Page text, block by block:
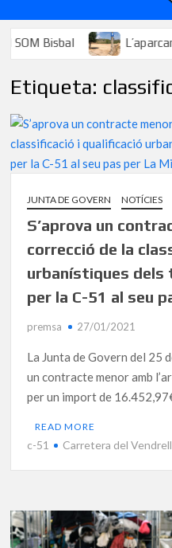
Bisbal L’aparcament
Etiqueta:
JUNTA DE GOVERN NOTÍCIES
S’aprova un
correcció de la
urbanístiques
per la C-51 al seu
premsa 27/01/2021
La Junta de Govern del 25
un contracte menor amb
per un import de
READ MORE
c-51 Carretera del Vendrell